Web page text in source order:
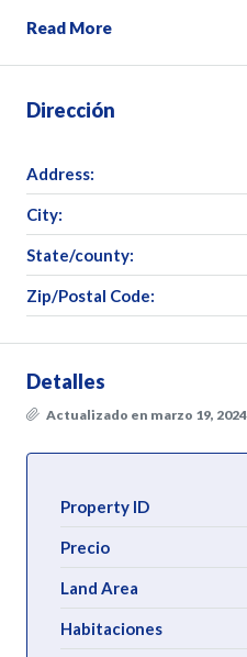
Read More
Dirección
Address:
City:
State/county:
Zip/Postal Code:
Detalles
Actualizado en marzo 19, 2024
Property ID
Precio
Land Area
Habitaciones